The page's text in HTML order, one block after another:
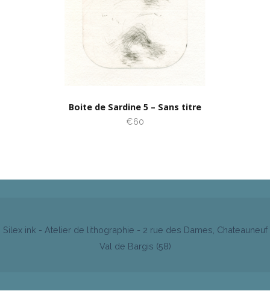
Boite de Sardine 5 – Sans titre
€60
Silex ink - Atelier de lithographie - 2 rue des Dames, Chateauneuf
Val de Bargis (58)